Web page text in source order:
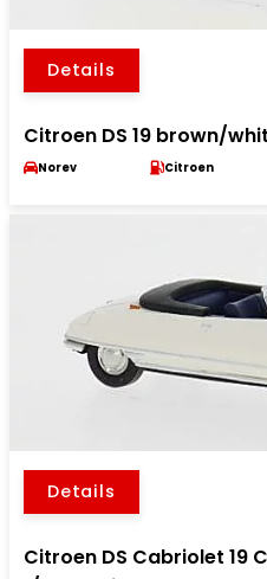
Details
Citroen DS 19 brown/
Norev Citroen
Details
Citroen DS Cabriolet 19